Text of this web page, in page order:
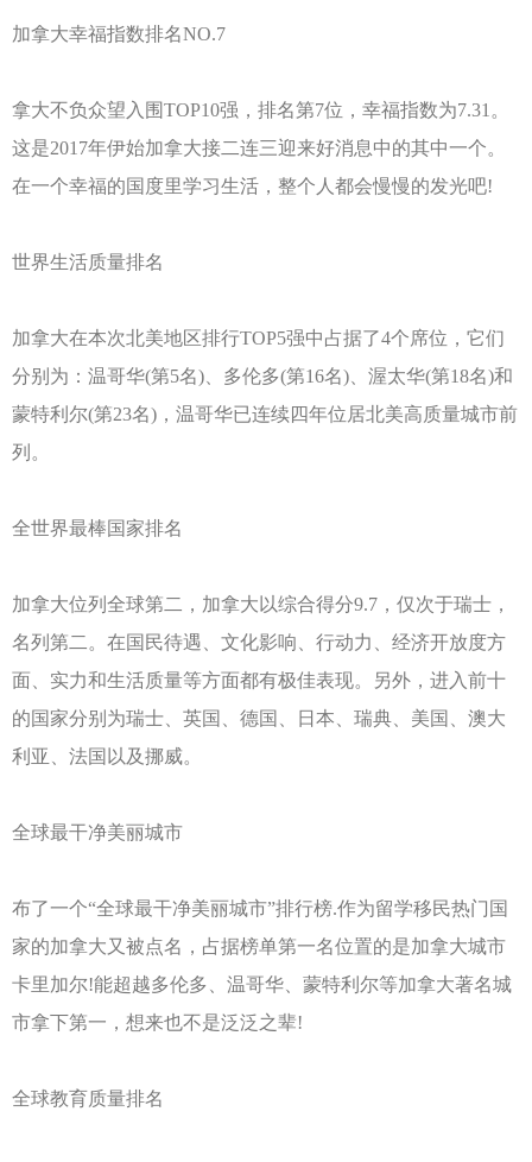
加拿大幸福指数排名NO.7
拿大不负众望入围TOP10强，排名第7位，幸福指数为7.31。
这是2017年伊始加拿大接二连三迎来好消息中的其中一个。
在一个幸福的国度里学习生活，整个人都会慢慢的发光吧!
世界生活质量排名
加拿大在本次北美地区排行TOP5强中占据了4个席位，它们
分别为：温哥华(第5名)、多伦多(第16名)、渥太华(第18名)和
蒙特利尔(第23名)，温哥华已连续四年位居北美高质量城市前
列。
全世界最棒国家排名
加拿大位列全球第二，加拿大以综合得分9.7，仅次于瑞士，
名列第二。在国民待遇、文化影响、行动力、经济开放度方
面、实力和生活质量等方面都有极佳表现。另外，进入前十
的国家分别为瑞士、英国、德国、日本、瑞典、美国、澳大
利亚、法国以及挪威。
全球最干净美丽城市
布了一个“全球最干净美丽城市”排行榜.作为留学移民热门国
家的加拿大又被点名，占据榜单第一名位置的是加拿大城市
卡里加尔!能超越多伦多、温哥华、蒙特利尔等加拿大著名城
市拿下第一，想来也不是泛泛之辈!
全球教育质量排名